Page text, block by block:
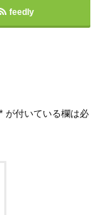
feedly
* が付いている欄は必